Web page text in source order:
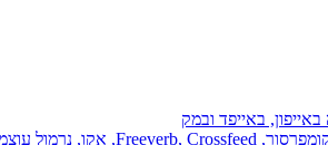
באייפד ובמק